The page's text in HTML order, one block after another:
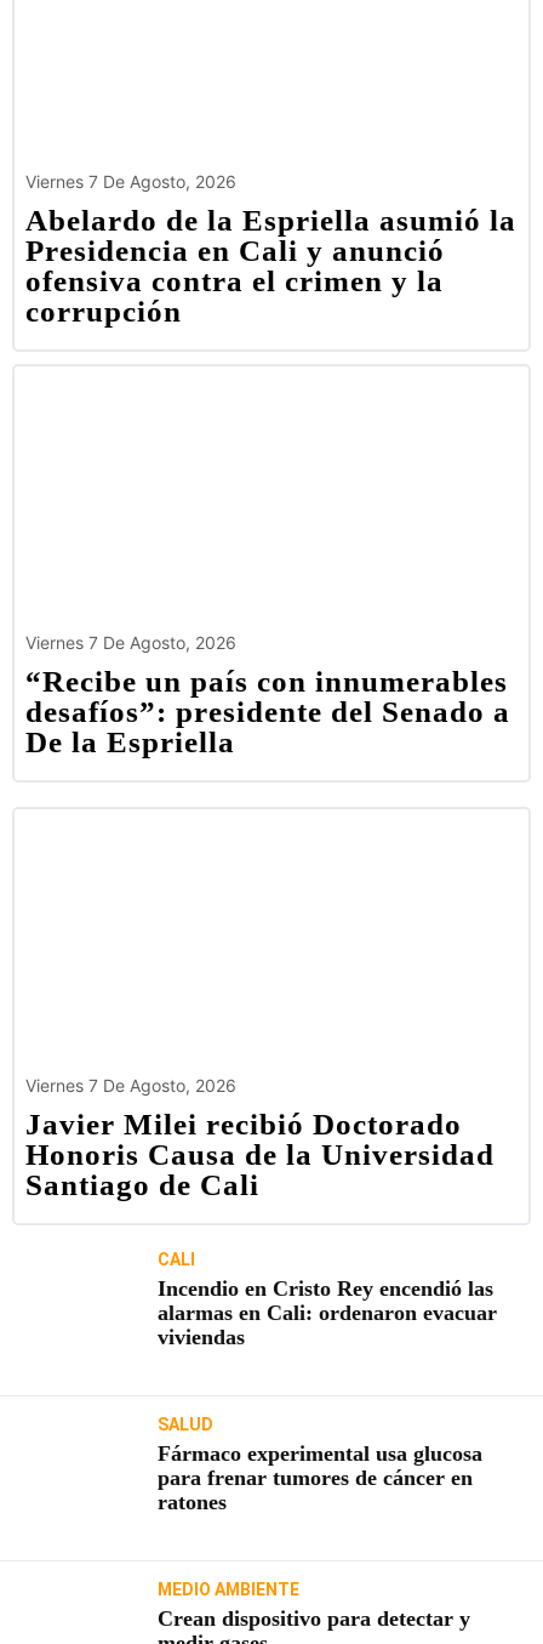
Viernes 7 De Agosto, 2026
Abelardo de la Espriella asumió la
Presidencia en Cali y anunció
ofensiva contra el crimen y la
corrupción
Viernes 7 De Agosto, 2026
“Recibe un país con innumerables
desafíos”: presidente del Senado a
De la Espriella
Viernes 7 De Agosto, 2026
Javier Milei recibió Doctorado
Honoris Causa de la Universidad
Santiago de Cali
CALI
Incendio en Cristo Rey encendió las
alarmas en Cali: ordenaron evacuar
viviendas
SALUD
Fármaco experimental usa glucosa
para frenar tumores de cáncer en
ratones
MEDIO AMBIENTE
Crean dispositivo para detectar y